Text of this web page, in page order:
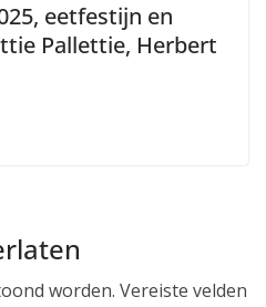
eetfestijn en
Pallettie, Herbert
worden. Vereiste velden